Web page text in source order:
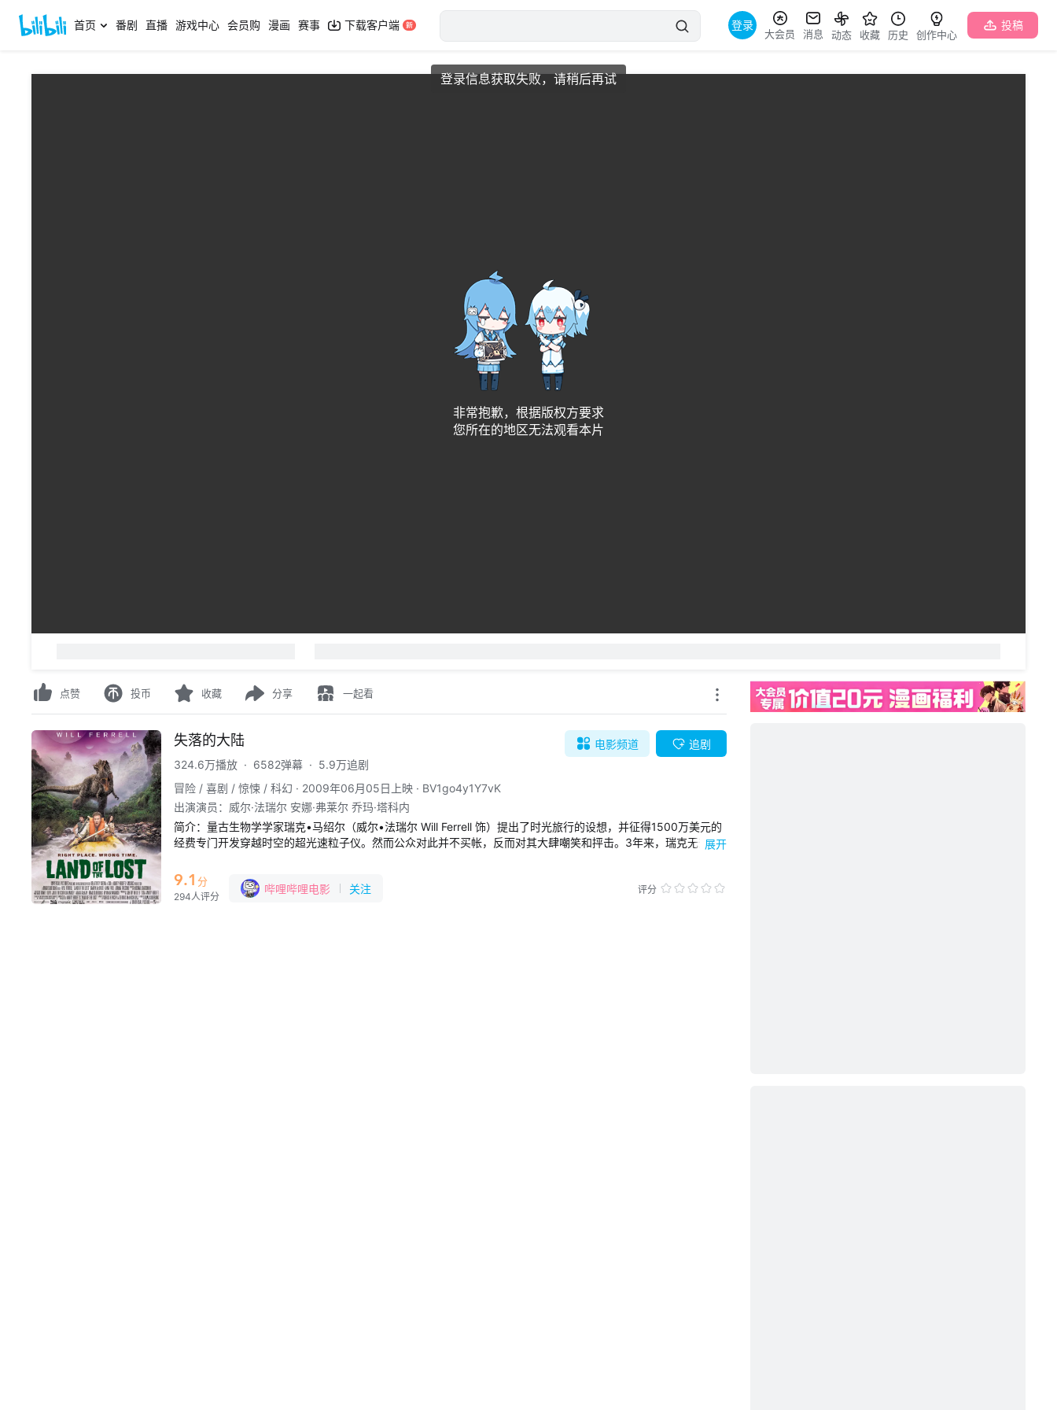
首页 番剧 直播 游戏中心 会员购 漫画 赛事 下载客户端 登录
大会员 消息 动态 收藏 历史 创作中心
投稿
网络状况异常，请刷新后重试
错误码：3001
bab96ddae12473f0a483a55c61855db2
非常抱歉，根据版权方要求
您所在的地区无法观看本片
点赞 投币 收藏 分享 一起看
失落的大陆
324.6万播放 · 6582弹幕 · 5.9万追剧
冒险 / 喜剧 / 惊悚 / 科幻 · 2009年06月05日上映 · BV1go4y1Y7vK
出演演员 ： 威尔·法瑞尔 安娜·弗莱尔 乔玛·塔科内
简介： 量古生物学学家瑞克•马绍尔（威尔•法瑞尔 Will Ferrell 饰）提出了时光旅行的设想，并征得1500万美元的
经费专门开发穿越时空的超光速粒子仪。然而公众对此并不买帐，反而对其大肆嘲笑和抨击。3年来，瑞克无奈窝
了一块不可思议的化石，以此鼓励瑞克继续他的研究。
重获信心的瑞克最终制造出超光速粒子仪，他和霍莉来到化石的发现地，准备进行时光旅行的测试。在有些神
经质的威尔（丹尼•麦克布莱德 Danny McBride 饰）的带领下，他们划着皮筏漂流。不料一场强烈地震突然袭
展开
9.1 分
294人评分
哔哩哔哩电影 关注 评分
电影频道 追剧